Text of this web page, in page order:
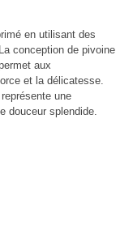
en utilisant des
conception de pivoine
aux
et la délicatesse.
une
douceur splendide.